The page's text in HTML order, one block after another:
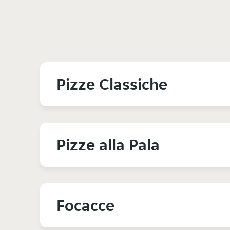
Pizze Classiche
Pizze alla Pala
Focacce